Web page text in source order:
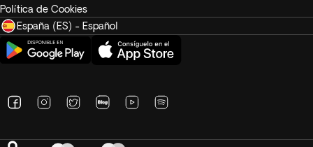
Política de Cookies
España (ES) - Español